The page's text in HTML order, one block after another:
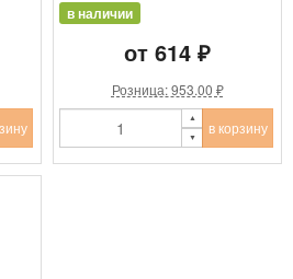
в наличии
от 614 ₽
Розница: 953.00 ₽
в корзину